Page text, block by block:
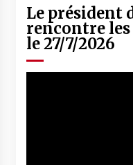
Le président
rencontre
le 27/7/2026